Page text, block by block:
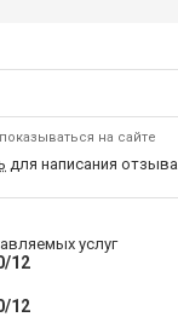
на сайте
для написания отзыва
услуг
12
12